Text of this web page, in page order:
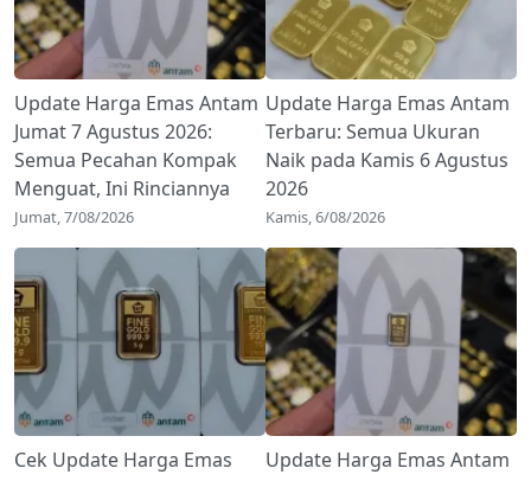
Update Harga Emas Antam
Jumat 7 Agustus 2026:
Semua Pecahan Kompak
Menguat, Ini Rinciannya
Jumat, 7/08/2026
Update Harga Emas Antam
Terbaru: Semua Ukuran
Naik pada Kamis 6 Agustus
2026
Kamis, 6/08/2026
Cek Update Harga Emas
Update Harga Emas Antam